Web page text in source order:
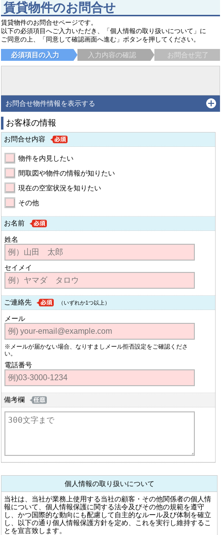
賃貸物件のお問合せ
賃貸物件のお問合せページです。
以下の必須項目へご入力いただき、「個人情報の取り扱いについて」に
ご同意の上、「同意して確認画面へ進む」ボタンを押してください。
必須項目の入力 入力内容の確認 お問合せ完了
お問合せ物件情報を表示する
お客様の情報
お問合せ内容
物件を内見したい
間取図や物件の情報が知りたい
現在の空室状況を知りたい
その他
お名前
姓名
セイメイ
ご連絡先 （いずれか1つ以上）
メール
※メールが届かない場合、なりすましメール拒否設定をご確認くださ
い。
電話番号
備考欄
個人情報の取り扱いについて
当社は、当社が業務上使用する当社の顧客・その他関係者の個人情
報について、個人情報保護に関する法令及びその他の規範を遵守
し、かつ国際的な動向にも配慮して自主的なルール及び体制を確立
し、以下の通り個人情報保護方針を定め、これを実行し維持するこ
とを宣言致します。